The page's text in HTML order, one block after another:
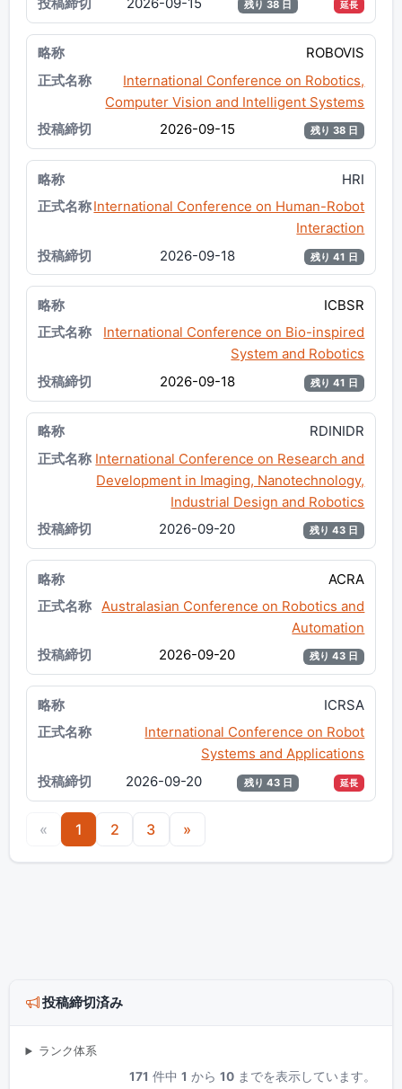
残り 38 日 延長
ROBOVIS
International Conference on Robotics,
Computer Vision and Intelligent Systems
2026-09-15
残り 38 日
HRI
International Conference on Human-Robot
Interaction
2026-09-18
残り 41 日
ICBSR
International Conference on Bio-inspired
System and Robotics
2026-09-18
残り 41 日
RDINIDR
International Conference on Research and
Development in Imaging, Nanotechnology,
Industrial Design and Robotics
2026-09-20
残り 43 日
ACRA
Australasian Conference on Robotics and
Automation
2026-09-20
残り 43 日
ICRSA
International Conference on Robot
Systems and Applications
2026-09-20
残り 43 日 延長
« 1 2 3 »
投稿締切済み
ランク体系
171 件中1 から10 までを表示しています。